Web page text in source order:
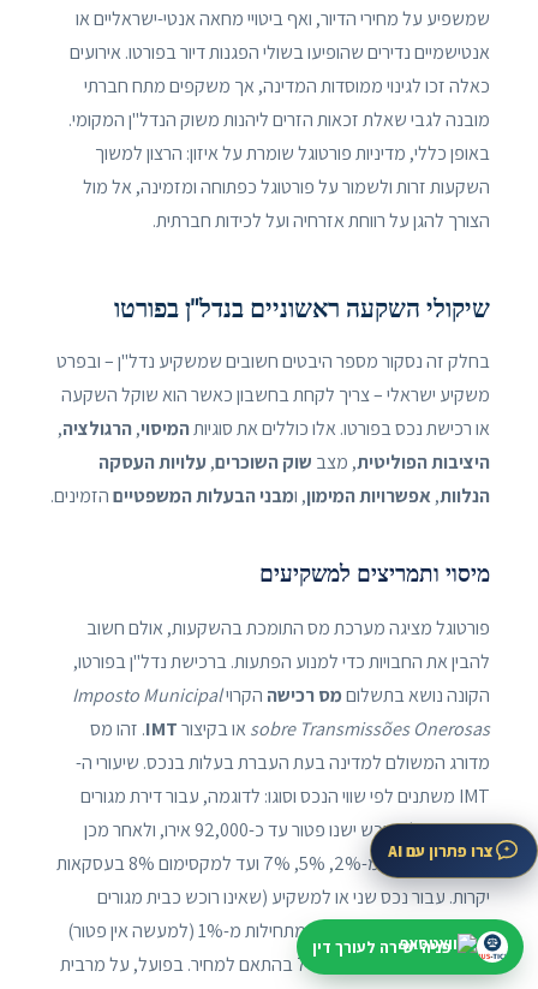
שמשפיע על מחירי הדיור, ואף ביטויי מחאה אנטי-ישראליים או
אנטישמיים נדירים שהופיעו בשולי הפגנות דיור בפורטו. אירועים
כאלה זכו לגינוי ממוסדות המדינה, אך משקפים מתח חברתי
מובנה לגבי שאלת זכאות הזרים ליהנות משוק הנדל"ן המקומי.
באופן כללי, מדיניות פורטוגל שומרת על איזון: הרצון למשוך
השקעות זרות ולשמור על פורטוגל כפתוחה ומזמינה, אל מול
הצורך להגן על רווחת אזרחיה ועל לכידות חברתית.
שיקולי השקעה ראשוניים בנדל"ן בפורטו
בחלק זה נסקור מספר היבטים חשובים שמשקיע נדל"ן – ובפרט
משקיע ישראלי – צריך לקחת בחשבון כאשר הוא שוקל השקעה
או רכישת נכס בפורטו. אלו כוללים את סוגיותהמיסוי,הרגולציה,
היציבות הפוליטית, מצב שוק השוכרים,עלויות העסקה
הנלוות, אפשרויות המימון, ומבני הבעלות המשפטייםהזמינים.
מיסוי ותמריצים למשקיעים
פורטוגל מציגה מערכת מס התומכת בהשקעות, אולם חשוב
להבין את החבויות כדי למנוע הפתעות. ברכישת נדל"ן בפורטו,
הקונה נושא בתשלוםמס רכישה הקרויImposto Municipal
sobre Transmissões Onerosas או בקיצורIMT. זהו מס
מדורג המשולם למדינה בעת העברת בעלות בנכס. שיעורי ה-
IMT משתנים לפי שווי הנכס וסוגו: לדוגמה, עבור דירת מגורים
ראשונה של הרוכש ישנו פטור עד כ-92,000 אירו, ולאחר מכן
מדרגות שעולות מ-2%, 5%, 7% ועד למקסימום 8% בעסקאות
יקרות. עבור נכס שני או למשקיע (שאינו רוכש כבית מגורים
ראשי), המדרגות דומות אך מתחילות מ-1% (למעשה אין פטור)
וגם כן מגיעות עד כ-6%-7% בהתאם למחיר. בפועל, על מרבית
צרו פתרון עם AI
פניה ישירה לעורך דין